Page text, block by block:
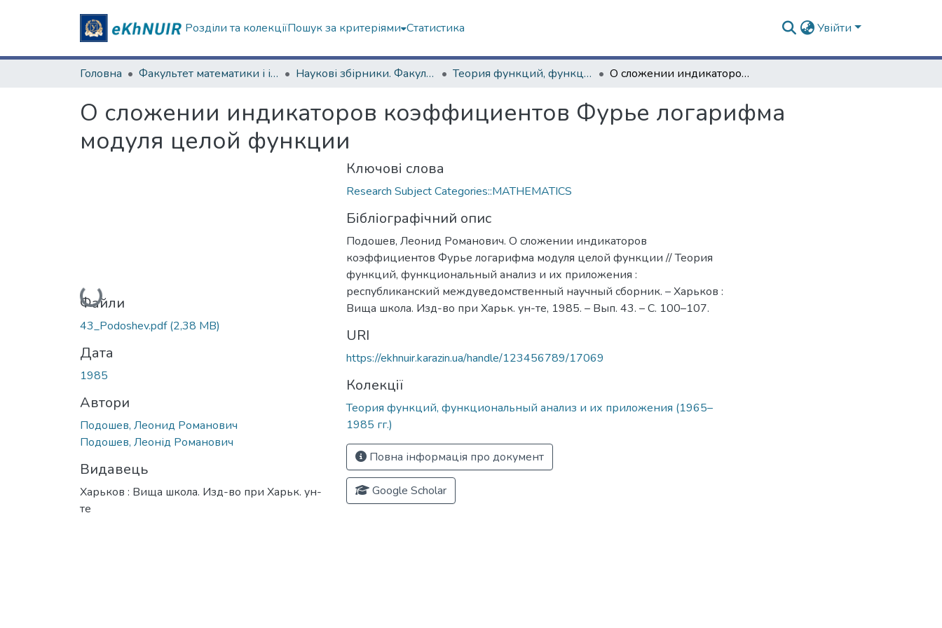
Розділи та колекціїПошук за критеріями Статистика Увійти
Головна Факультет математики і інформатики Наукові збірники. Факультет математики і інформатики Теория функций, функциональный анализ и их приложения (1965–1985 гг.) О сложении индикаторов коэффициентов Фурье логарифма модуля целой функции
О сложении индикаторов коэффициентов Фурье логарифма
модуля целой функции
Вантажиться...
Файли
43_Podoshev.pdf(2,38 MB)
Дата
1985
Автори
Подошев, Леонид Романович
Подошев, Леонід Романович
Видавець
Харьков : Вища школа. Изд-во при Харьк. ун-
те
Ключові слова
Research Subject Categories::MATHEMATICS
Бібліографічний опис
Подошев, Леонид Романович. О сложении индикаторов
коэффициентов Фурье логарифма модуля целой функции // Теория
функций, функциональный анализ и их приложения :
республиканский междуведомственный научный сборник. – Харьков :
Вища школа. Изд-во при Харьк. ун-те, 1985. – Вып. 43. – С. 100–107.
URI
https://ekhnuir.karazin.ua/handle/123456789/17069
Колекції
Теория функций, функциональный анализ и их приложения (1965–
1985 гг.)
Повна інформація про документ
Google Scholar